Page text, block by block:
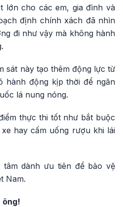
lớn cho các em, gia đình và
định chính xách đã nhìn
đi như vậy mà không hành
sát này tạo thêm động lực từ
hành động kịp thời để ngăn
lá nung nóng.
thực thi tốt như bắt buộc
hay cấm uống rượu khi lái
tâm dành ưu tiên để bảo vệ
Nam.
ông!